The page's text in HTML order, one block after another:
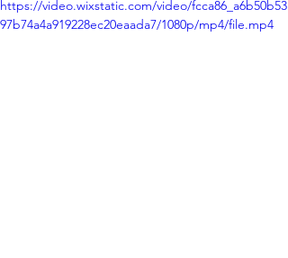
https://video.wixstatic.com/video/fcca86_a6b50b53
97b74a4a919228ec20eaada7/1080p/mp4/file.mp4